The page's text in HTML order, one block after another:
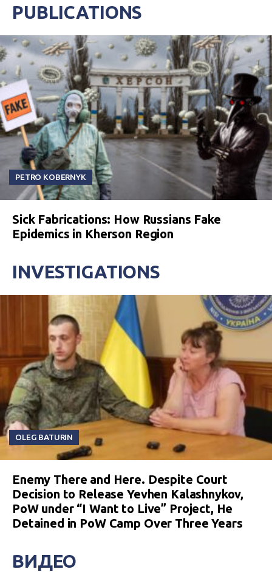
PUBLICATIONS
PETRO KOBERNYK
Sick Fabrications: How Russians Fake
Epidemics in Kherson Region
INVESTIGATIONS
OLEG BATURIN
Enemy There and Here. Despite Court
Decision to Release Yevhen Kalashnykov,
PoW under “I Want to Live” Project, He
Detained in PoW Camp Over Three Years
ВИДЕО